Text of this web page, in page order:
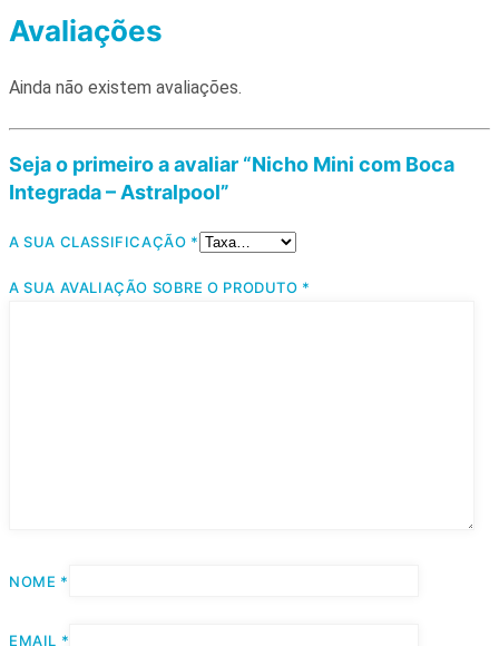
Avaliações
Ainda não existem avaliações.
Seja o primeiro a avaliar “Nicho Mini com Boca
Integrada – Astralpool”
A SUA CLASSIFICAÇÃO *
A SUA AVALIAÇÃO SOBRE O PRODUTO *
NOME *
EMAIL *